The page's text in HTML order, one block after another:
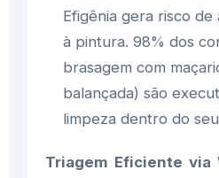
Efigênia gera risco de
à pintura. 98% dos
brasagem com
balançada) são
limpeza dentro do
Triagem Eficiente via